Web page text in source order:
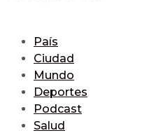
País
Ciudad
Mundo
Deportes
Podcast
Salud